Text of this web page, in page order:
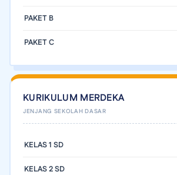
PAKET B
PAKET C
KURIKULUM MERDEKA
KELAS 1 SD
KELAS 2 SD